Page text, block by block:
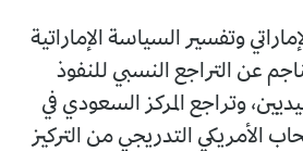
وتفسير السياسة الإماراتية
عن التراجع النسبي للنفوذ
وتراجع المركز السعودي في
الأمريكي التدريجي من التركيز